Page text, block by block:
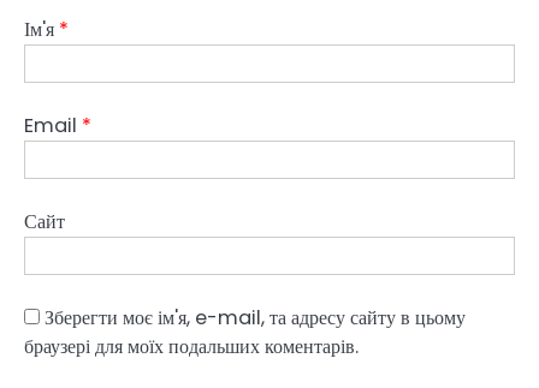
Ім'я *
Email *
Сайт
Зберегти моє ім'я, e-mail, та адресу сайту в цьому
браузері для моїх подальших коментарів.